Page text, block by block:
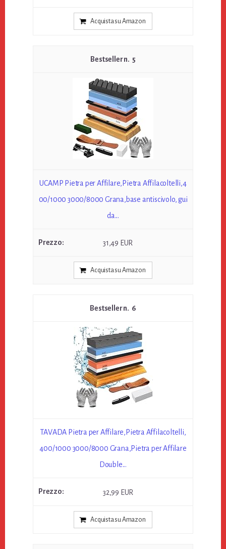
Acquista su Amazon
5
UCAMP Pietra per Affilare,Pietra Affilacoltelli,4
00/1000 3000/8000 Grana,base antiscivolo, gui
da...
31,49 EUR
Acquista su Amazon
6
TAVADA Pietra per Affilare,Pietra Affilacoltelli,
400/1000 3000/8000 Grana,Pietra per Affilare
Double...
32,99 EUR
Acquista su Amazon